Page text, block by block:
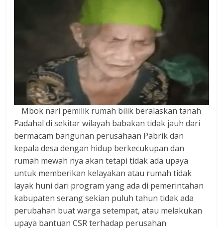
Mbok nari pemilik rumah bilik beralaskan tanah
Padahal di sekitar wilayah babakan tidak jauh dari
bermacam bangunan perusahaan Pabrik dan
kepala desa dengan hidup berkecukupan dan
rumah mewah nya akan tetapi tidak ada upaya
untuk memberikan kelayakan atau rumah tidak
layak huni dari program yang ada di pemerintahan
kabupaten serang sekian puluh tahun tidak ada
perubahan buat warga setempat, atau melakukan
upaya bantuan CSR terhadap perusahan